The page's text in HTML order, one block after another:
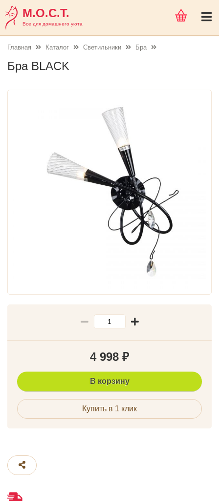
М.О.С.Т.
Все для домашнего уюта
Главная Каталог Светильники Бра
Бра BLACK
4 998 ₽
В корзину
Купить в 1 клик